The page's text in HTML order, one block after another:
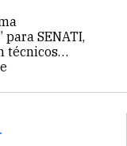
para SENATI,
técnicos
Las